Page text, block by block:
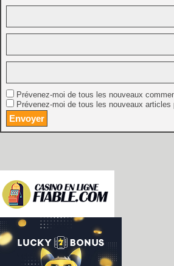
Prévenez-moi de tous les nouveaux
Prévenez-moi de tous les nouveaux articles